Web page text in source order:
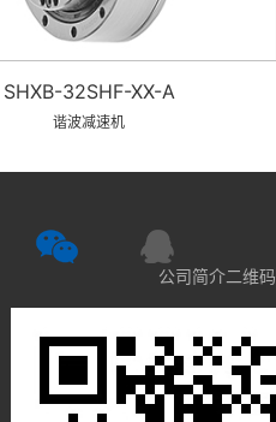
SHXB-32SHF-XX-A
谐波减速机
公司简介二维码